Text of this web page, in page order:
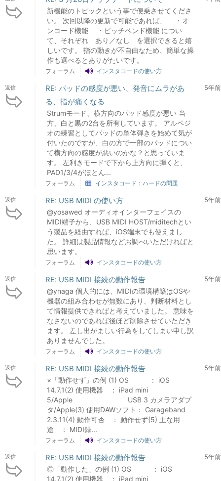
新機能のトピックという事で便乗させてくださ
い。 次回以降の更新で可能であれば、 ・オ
ンコード機能 ・ピッチベンド機能 につい
て、それぞれ あり／なし を選択できると嬉
しいです。 指の動きが不自由なため、簡単な操
作も選べるとありがたいです。
フォーラム インスタコードの使い方
返信
RE: パッドの感度が悪い、発音にムラがあ
る、指が痛くなる
Strumモード、横方向のパッド感度が悪い 当
方、白と黒の2台を所有しています。 アルペジ
オの練習としてパッドの単体弾きを始めて気が
付いたのですが、白の方で一部のパッドについ
て横方向の感度が悪いのかな？と思っていま
す。 左利きモードで下から上方向に弾くと、
PAD1/3/4がほとん...
5年前
フォーラム インスタコード：ハードの問題
返信 RE: USB MIDI の使い方
@yosawed オーディオインターフェイスの
MIDI端子から、USB MIDI HOST/miditechとい
う製品を経由すれば、iOS端末でも使えまし
た。 詳細は製品情報などお調べいただければと
思います。
5年前
フォーラム インスタコードの使い方
返信 RE: USB MIDI 接続の動作報告
@ynaga 個人的には、MIDIの環境構築はOSや
機器の組み合わせが無数にあり、判断材料とし
て情報提供できればと考えていました。 意味を
なさないのであれば後ほど削除させていただき
ます。 差し出がましい行為をしてしまい申し訳
ありませんでした。
5年前
フォーラム インスタコードの使い方
返信 RE: USB MIDI 接続の動作報告
×「動作せず」の例 (1) OS ： iOS
14.7.1(2) 使用機器 ： iPad mini
5/Apple USB 3 カメラアダプ
タ/Apple(3) 使用DAWソフト： Garageband
2.3.11(4) 動作可否 ： 動作せず(5) 主な用
途 ： MIDI録...
5年前
フォーラム インスタコードの使い方
返信 RE: USB MIDI 接続の動作報告
◎「動作した」の例 (1) OS ： iOS
14.7.1(2) 使用機器 ： iPad mini
5年前